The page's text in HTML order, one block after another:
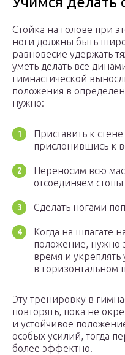
Стойка на голове при
ноги должны быть
равновесие удержать
уметь делать все
гимнастической
положения в
нужно:
Приставить к
прислонившись к
Переносим всю
отсоединяем стопы
Сделать ногами
Когда на шпагате
положение, нужно
время и укреплять
в горизонтальном
Эту тренировку в
повторять, пока не
и устойчивое
особых усилий, тогда
более эффектно.